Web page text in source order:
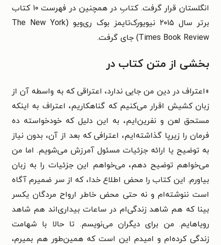
انگلستان قرار گرفت. کتابِ در همچنین در فهرست ۱۰ کتاب
برتر سال ۲۰۱۵ نیویورک‌تایمز بوک ری‌ویو (The New York
Times Book Review) جای گرفت.
بخشی از متن کتاب در
«اعتراف در دین من جایی ندارد، اعتراقی که به واسطه آن از
زبان کشیش اقرار می‌کنیم که گناهکاریم، اعتراف به اینکه
مستحق لعن و نفرین‌ایم، به این دلیل که خودخواسته ده
فرمان را زیرپا گذاشته‌ایم، اعترافی که بعد از آن، بدون نیاز
به توضیح یا ارائه جزئیات مسئول آمرزش می‌شویم. اما من
می‌خواهم توضیح دهم، می‌خواهم این جزئیات را به زبان
بیاورم. این کتاب را محض اطلاع خدا، که از سر ضمیرم آگاه
است ننوشته‌ام و نه حتی محض خاطر ارواح مردگان یکسر
بینا که هم شاهد زندگی‌ام در ساعات بیداری‌اند هم شاهد
رویاهایم. من برای دیگران می‌نویسم. تا حالا با شهامت
زندگی کرده‌ام و امیدم این است که همین‌طور هم بمیرم،